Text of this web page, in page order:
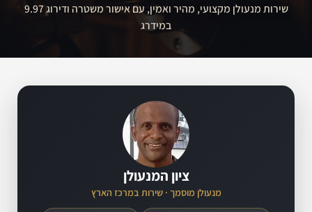
רמלה
שירות מנעולן מקצועי, מהיר ואמין, עם אישור משטרה ודירוג 9.97
במידרג
ציון המנעולן
מנעולן מוסמך · שירות במרכז הארץ